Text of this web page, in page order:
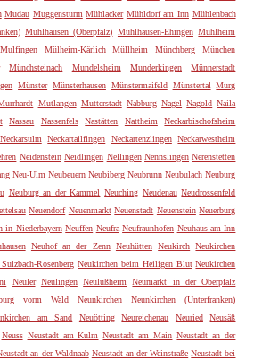
Mudau Muggensturm Mühlacker Mühldorf am Inn Mühlenbach
Mühlhausen (Oberpfalz) Mühlhausen-Ehingen Mühlheim
Mulfingen Mülheim-Kärlich Müllheim Münchberg
München
Münchsteinach Mundelsheim Munderkingen
Münnerstadt
Münster Münsterhausen Münstermaifeld Münstertal Murg
Mutlangen Mutterstadt Nabburg Nagel Nagold Naila
Nassau Nassenfels Nastätten Nattheim
Neckarbischofsheim
Neckarsulm Neckartailfingen Neckartenzlingen Neckarwestheim
Neidenstein Neidlingen Nellingen Nennslingen Nerenstetten
Neu-Ulm Neubeuern Neubiberg Neubrunn Neubulach Neuburg
Neuburg an der Kammel Neuching Neudenau Neudrossenfeld
Neuendorf Neuenmarkt Neuenstadt Neuenstein Neuerburg
in Niederbayern Neuffen Neufra Neufraunhofen Neuhaus am Inn
Neuhof an der Zenn Neuhütten Neukirch Neukirchen
Rosenberg Neukirchen beim Heiligen Blut Neukirchen
Neuler Neulingen Neulußheim
Neumarkt in der Oberpfalz
vorm Wald Neunkirchen
Neunkirchen (Unterfranken)
am Sand Neuötting Neureichenau Neuried
Neusäß
Neuss Neustadt am Kulm Neustadt am Main Neustadt an der
an der Waldnaab Neustadt an der Weinstraße Neustadt bei